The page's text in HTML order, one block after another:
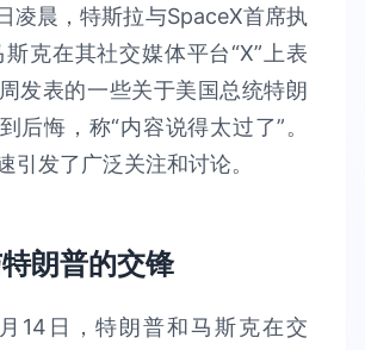
凌晨，特斯拉与SpaceX首席执
斯克在其社交媒体平台“X”上表
发表的一些关于美国总统特朗
后悔，称“内容说得太过了”。
引发了广泛关注和讨论。
朗普的交锋
14日，特朗普和马斯克在交